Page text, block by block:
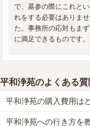
で、墓参の際にこれと
れをする必要はありま
た。事務所の応対もま
に満足できるものです。
平和浄苑のよくある質
平和浄苑の購入費用は
平和浄苑では、一般墓が
平和浄苑への行き方を